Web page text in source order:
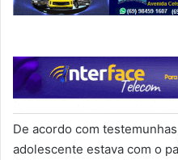
De acordo com
adolescente estava com o